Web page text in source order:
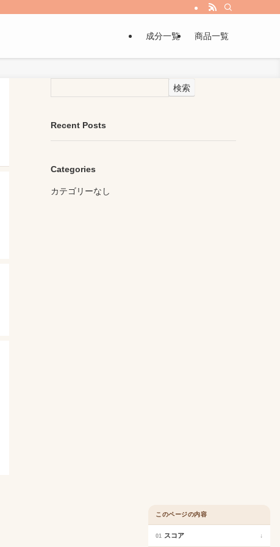
成分一覧 商品一覧
検索
Recent Posts
Categories
カテゴリーなし
このページの内容
01 スコア ↓